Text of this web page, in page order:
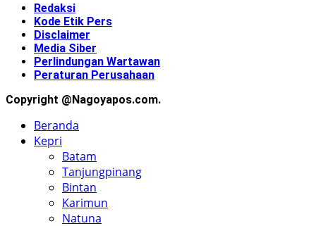
Redaksi
Kode Etik Pers
Disclaimer
Media Siber
Perlindungan Wartawan
Peraturan Perusahaan
Copyright @Nagoyapos.com.
Beranda
Kepri
Batam
Tanjungpinang
Bintan
Karimun
Natuna